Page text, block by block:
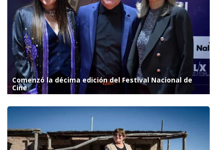
Comenzó la décima edición del Festival Nacional de
Cine